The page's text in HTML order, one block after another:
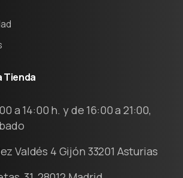
Tienda
a 14:00 h. y de 16:00 a 21:00,
Valdés 4 Gijón 33201 Asturias